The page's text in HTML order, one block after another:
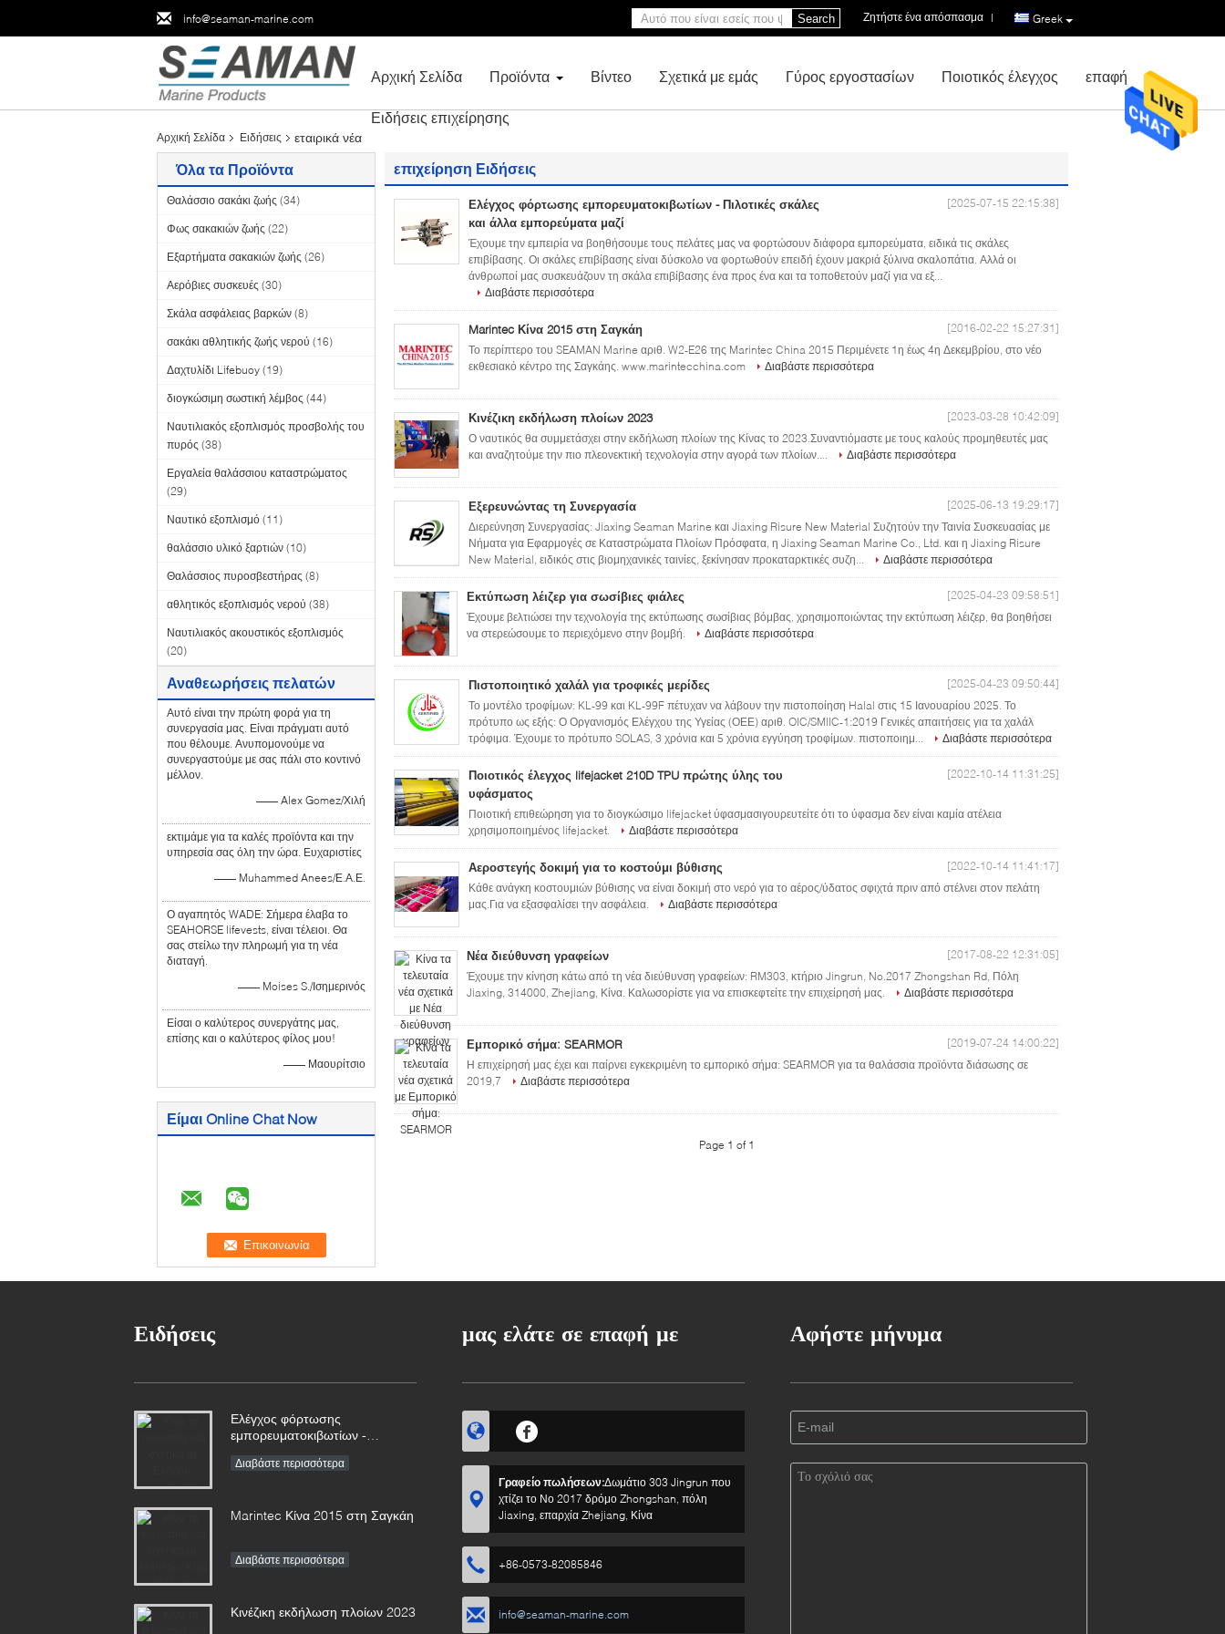
info@seaman-marine.com Greek
Ζητήστε ένα απόσπασμα |
Search
Αρχική Σελίδα Προϊόντα Βίντεο Σχετικά με εμάς Γύρος εργοστασίων Ποιοτικός έλεγχος επαφή
Ειδήσεις επιχείρησης
Αρχική Σελίδα Ειδήσεις εταιρικά νέα
Όλα τα Προϊόντα
Θαλάσσιο σακάκι ζωής (34)
Φως σακακιών ζωής (22)
Εξαρτήματα σακακιών ζωής (26)
Αερόβιες συσκευές (30)
Σκάλα ασφάλειας βαρκών (8)
σακάκι αθλητικής ζωής νερού (16)
Δαχτυλίδι Lifebuoy (19)
διογκώσιμη σωστική λέμβος (44)
Ναυτιλιακός εξοπλισμός προσβολής του
πυρός (38)
Εργαλεία θαλάσσιου καταστρώματος
(29)
Ναυτικό εξοπλισμό (11)
θαλάσσιο υλικό ξαρτιών (10)
Θαλάσσιος πυροσβεστήρας (8)
αθλητικός εξοπλισμός νερού (38)
Ναυτιλιακός ακουστικός εξοπλισμός
(20)
Αναθεωρήσεις πελατών
Αυτό είναι την πρώτη φορά για τη
συνεργασία μας. Είναι πράγματι αυτό
που θέλουμε. Ανυπομονούμε να
συνεργαστούμε με σας πάλι στο κοντινό
μέλλον.
—— Alex Gomez/Χιλή
εκτιμάμε για τα καλές προϊόντα και την
υπηρεσία σας όλη την ώρα. Ευχαριστίες
—— Muhammed Anees/Ε.Α.Ε.
Ο αγαπητός WADE: Σήμερα έλαβα το
SEAHORSE lifevests, είναι τέλειοι. Θα
σας στείλω την πληρωμή για τη νέα
διαταγή.
—— Moises S./Ισημερινός
Είσαι ο καλύτερος συνεργάτης μας,
επίσης και ο καλύτερος φίλος μου!
—— Μαουρίτσιο
Είμαι Online Chat Now
επιχείρηση Ειδήσεις
Ελέγχος φόρτωσης εμπορευματοκιβωτίων - Πιλοτικές σκάλες
και άλλα εμπορεύματα μαζί
[2025-07-15 22:15:38]
Έχουμε την εμπειρία να βοηθήσουμε τους πελάτες μας να φορτώσουν διάφορα εμπορεύματα, ειδικά τις σκάλες
επιβίβασης. Οι σκάλες επιβίβασης είναι δύσκολο να φορτωθούν επειδή έχουν μακριά ξύλινα σκαλοπάτια. Αλλά οι
άνθρωποί μας συσκευάζουν τη σκάλα επιβίβασης ένα προς ένα και τα τοποθετούν μαζί για να εξ...
Διαβάστε περισσότερα
Marintec Κίνα 2015 στη Σαγκάη
[2016-02-22 15:27:31]
Το περίπτερο του SEAMAN Marine αριθ. W2-E26 της Marintec China 2015 Περιμένετε 1η έως 4η Δεκεμβρίου, στο νέο
εκθεσιακό κέντρο της Σαγκάης. www.marintecchina.com
Διαβάστε περισσότερα
Κινέζικη εκδήλωση πλοίων 2023
[2023-03-28 10:42:09]
Ο ναυτικός θα συμμετάσχει στην εκδήλωση πλοίων της Κίνας το 2023.Συναντιόμαστε με τους καλούς προμηθευτές μας
και αναζητούμε την πιο πλεονεκτική τεχνολογία στην αγορά των πλοίων....
Διαβάστε περισσότερα
Εξερευνώντας τη Συνεργασία
[2025-06-13 19:29:17]
Διερεύνηση Συνεργασίας: Jiaxing Seaman Marine και Jiaxing Risure New Material Συζητούν την Ταινία Συσκευασίας με
Νήματα για Εφαρμογές σε Καταστρώματα Πλοίων Πρόσφατα, η Jiaxing Seaman Marine Co., Ltd. και η Jiaxing Risure
New Material, ειδικός στις βιομηχανικές ταινίες, ξεκίνησαν προκαταρκτικές συζη...
Διαβάστε περισσότερα
Εκτύπωση λέιζερ για σωσίβιες φιάλες
[2025-04-23 09:58:51]
Έχουμε βελτιώσει την τεχνολογία της εκτύπωσης σωσίβιας βόμβας, χρησιμοποιώντας την εκτύπωση λέιζερ, θα βοηθήσει
να στερεώσουμε το περιεχόμενο στην βομβή.
Διαβάστε περισσότερα
Πιστοποιητικό χαλάλ για τροφικές μερίδες
[2025-04-23 09:50:44]
Το μοντέλο τροφίμων: KL-99 και KL-99F πέτυχαν να λάβουν την πιστοποίηση Halal στις 15 Ιανουαρίου 2025. Το
πρότυπο ως εξής: Ο Οργανισμός Ελέγχου της Υγείας (ΟΕΕ) αριθ. OIC/SMIIC-1:2019 Γενικές απαιτήσεις για τα χαλάλ
τρόφιμα. Έχουμε το πρότυπο SOLAS, 3 χρόνια και 5 χρόνια εγγύηση τροφίμων. πιστοποιημ...
Διαβάστε περισσότερα
Ποιοτικός έλεγχος lifejacket 210D TPU πρώτης ύλης του
υφάσματος
[2022-10-14 11:31:25]
Ποιοτική επιθεώρηση για το διογκώσιμο lifejacket ύφασμασιγουρευτείτε ότι το ύφασμα δεν είναι καμία ατέλεια
χρησιμοποιημένος lifejacket.
Διαβάστε περισσότερα
Αεροστεγής δοκιμή για το κοστούμι βύθισης
[2022-10-14 11:41:17]
Κάθε ανάγκη κοστουμιών βύθισης να είναι δοκιμή στο νερό για το αέρος/ύδατος σφιχτά πριν από στέλνει στον πελάτη
μας.Για να εξασφαλίσει την ασφάλεια.
Διαβάστε περισσότερα
Νέα διεύθυνση γραφείων
[2017-08-22 12:31:05]
Έχουμε την κίνηση κάτω από τη νέα διεύθυνση γραφείων: RM303, κτήριο Jingrun, No.2017 Zhongshan Rd, Πόλη
Jiaxing, 314000, Zhejiang, Κίνα. Καλωσορίστε για να επισκεφτείτε την επιχείρησή μας.
Διαβάστε περισσότερα
Εμπορικό σήμα: SEARMOR
[2019-07-24 14:00:22]
Η επιχείρησή μας έχει και παίρνει εγκεκριμένη το εμπορικό σήμα: SEARMOR για τα θαλάσσια προϊόντα διάσωσης σε
2019,7
Διαβάστε περισσότερα
Page 1 of 1
Ειδήσεις
Ελέγχος φόρτωσης
εμπορευματοκιβωτίων -
εμπορεύματα μαζί
Διαβάστε περισσότερα
Marintec Κίνα 2015 στη Σαγκάη
Διαβάστε περισσότερα
Κινέζικη εκδήλωση πλοίων 2023
μας ελάτε σε επαφή με
Γραφείο πωλήσεων:Δωμάτιο 303 Jingrun που
χτίζει το Νο 2017 δρόμο Zhongshan, πόλη
Jiaxing, επαρχία Zhejiang, Κίνα
+86-0573-82085846
info@seaman-marine.com
Αφήστε μήνυμα